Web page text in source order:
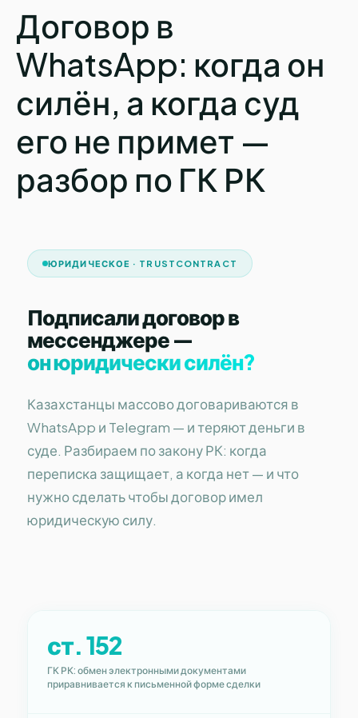
Договор в
WhatsApp: когда он
силён, а когда суд
его не примет —
разбор по ГК РК
ЮРИДИЧЕСКОЕ · TRUSTCONTRACT
Подписали договор в
мессенджере —
он юридически силён?
Казахстанцы массово договариваются в
WhatsApp и Telegram — и теряют деньги в
суде. Разбираем по закону РК: когда
переписка защищает, а когда нет — и что
нужно сделать чтобы договор имел
юридическую силу.
ст. 152
ГК РК: обмен электронными документами
приравнивается к письменной форме сделки